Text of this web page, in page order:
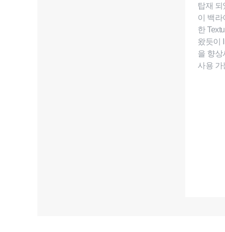
탑재 되
이 백라
한
왔듯이
을 향상
사용 가